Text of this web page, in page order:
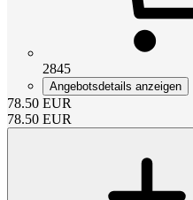
2845
Angebotsdetails anzeigen
78.50 EUR
78.50 EUR